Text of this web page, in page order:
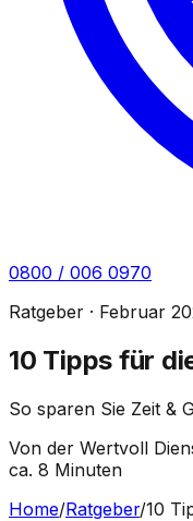
0800 / 006 0970
Ratgeber · Februar
10 Tipps für
So sparen Sie Zeit &
Von der Wertvoll
ca. 8 Minuten
Home/Ratgeber/10